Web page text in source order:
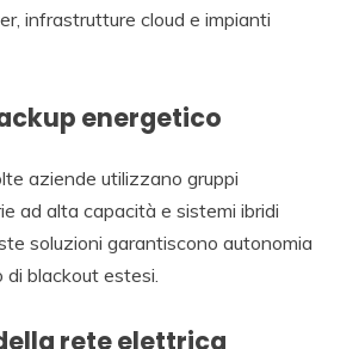
infrastrutture cloud e impianti
energetico
aziende utilizzano gruppi
ad alta capacità e sistemi ibridi
soluzioni garantiscono autonomia
di blackout estesi.
rete elettrica